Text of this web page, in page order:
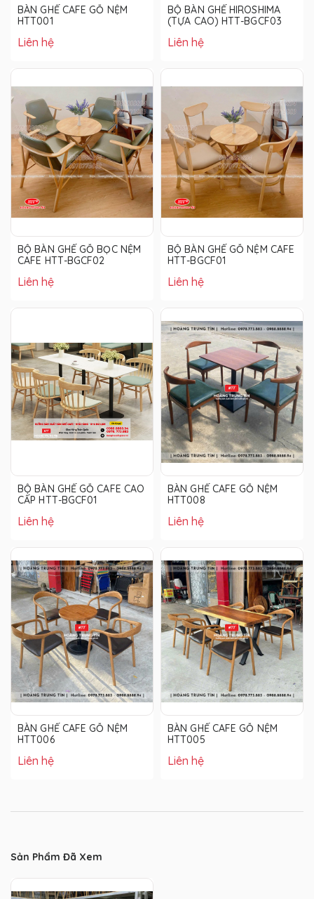
BÀN GHẾ CAFE GỖ NỆM
HTT001
Liên hệ
BỘ BÀN GHẾ HIROSHIMA
(TỰA CAO) HTT-BGCF03
Liên hệ
BỘ BÀN GHẾ GỖ BỌC NỆM
CAFE HTT-BGCF02
Liên hệ
BỘ BÀN GHẾ GỖ NỆM CAFE
HTT-BGCF01
Liên hệ
BỘ BÀN GHẾ GỖ CAFE CAO
CẤP HTT-BGCF01
Liên hệ
BÀN GHẾ CAFE GỖ NỆM
HTT008
Liên hệ
BÀN GHẾ CAFE GỖ NỆM
HTT006
Liên hệ
BÀN GHẾ CAFE GỖ NỆM
HTT005
Liên hệ
Sản Phẩm Đã Xem